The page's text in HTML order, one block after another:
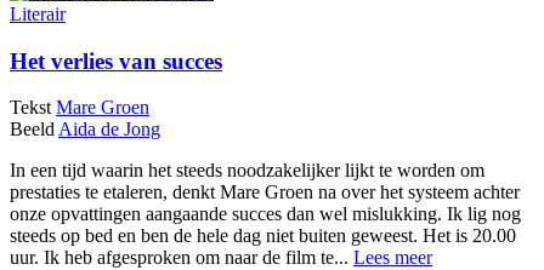
Literair
Het verlies van succes
Tekst Mare Groen
BeeldAida de Jong
In een tijd waarin het steeds noodzakelijker lijkt te worden om
prestaties te etaleren, denkt Mare Groen na over het systeem achter
onze opvattingen aangaande succes dan wel mislukking. Ik lig nog
steeds op bed en ben de hele dag niet buiten geweest. Het is 20.00
uur. Ik heb afgesproken om naar de film te... Lees meer